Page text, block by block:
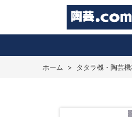
ホーム > タタラ機・陶芸